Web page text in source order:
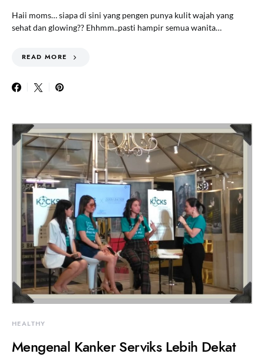
Haii moms… siapa di sini yang pengen punya kulit wajah yang
sehat dan glowing?? Ehhmm..pasti hampir semua wanita…
READ MORE
HEALTHY
Mengenal Kanker Serviks Lebih Dekat